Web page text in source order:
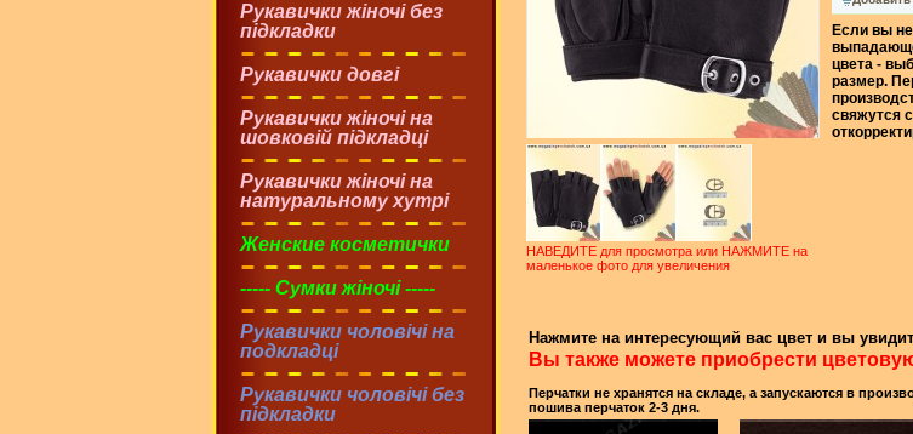
Рукавички жіночі без
підкладки
Рукавички довгі
Рукавички жіночі на
шовковій підкладці
Рукавички жіночі на
натуральному хутрі
Женские косметички
----- Сумки жіночі -----
Рукавички чоловічі на
подкладці
Рукавички чоловічі без
підкладки
НАВЕДИТЕ для просмотра или НАЖМИТЕ на
маленькое фото для увеличения
Если вы
цвета -
размер.
свяжутся
Нажмите на интересующий вас цвет и вы
Вы также можете приобрести
Перчатки не хранятся на складе, а запускаются в
пошива перчаток 2-3 дня.